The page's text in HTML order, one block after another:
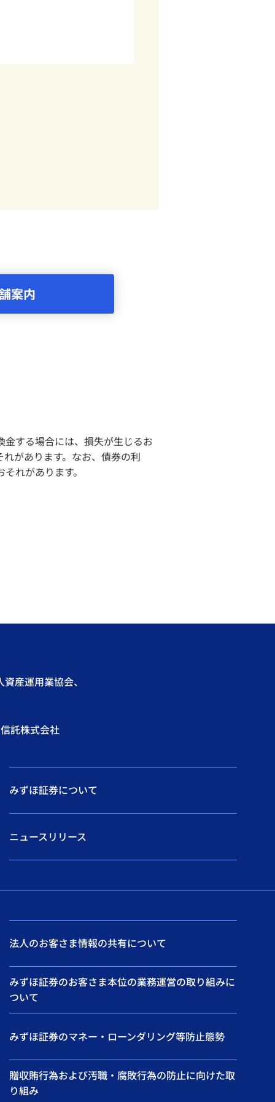
案内
する場合には、損失が生じるお
があります。なお、債券の利
れがあります。
産運用業協会、
託株式会社
みずほ証券について
ニュースリリース
法人のお客さま情報の共有について
みずほ証券のお客さま本位の業務運営の取り組みに
ついて
みずほ証券のマネー・ローンダリング等防止態勢
贈収賄行為および汚職・腐敗行為の防止に向けた取
り組み